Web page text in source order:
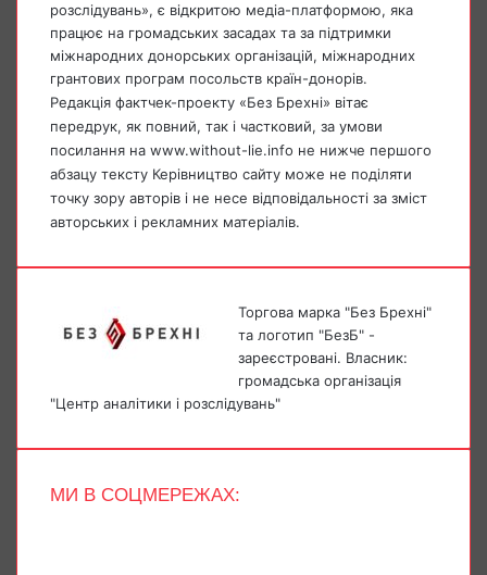
розслідувань», є відкритою медіа-платформою, яка
працює на громадських засадах та за підтримки
міжнародних донорських організацій, міжнародних
грантових програм посольств країн-донорів.
Редакція фактчек-проекту «Без Брехні» вітає
передрук, як повний, так і частковий, за умови
посилання на www.without-lie.info не нижче першого
абзацу тексту Керівництво сайту може не поділяти
точку зору авторів і не несе відповідальності за зміст
авторських і рекламних матеріалів.
Торгова марка "Без Брехні"
та логотип "БезБ" -
зареєстровані. Власник:
громадська організація
"Центр аналітики і розслідувань"
МИ В СОЦМЕРЕЖАХ: